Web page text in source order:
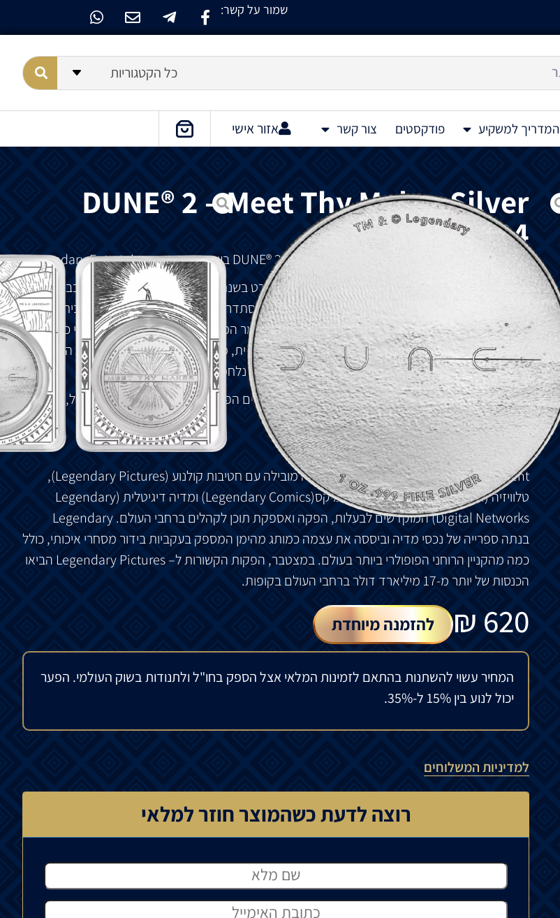
שמור על קשר:
כל הקטגוריות
המדריך למשקיע פודקסטים צור קשר אזור אישי
DUNE® 2 – Meet Thy Maker Silver
Coin 1 Oz 2024
מטבע כסף מסדרתDUNE® 2 בשיתוףעםLegendary Entertainment.
DUNE®
המפורסם פרנק הרברטבשנת מתרחשבאראקיס כוכב
לכת
שומם
הפלנטה נאבקיםלהסתדר אבלהפלנטהשלהםהיאגם
בית
למשאבהיקר ביותרביקום הידוע: Spice Mellange. החומר המסתוריהזהנכרהונמכרבסכומיכסף
גדולים ברחביהגלקסיהומשפראת היכולתהמנטליתוהפיזית, מה שהופךאותולמבוקשמאוד הסיפור
חוקראתהעתיד של פלנטתהארץבזמןשהבתיםהגדולים נלחמים עלמיששולטבו.
חזיתהמטבעמציג שני"ווייצרן"מוצלביםשבהםמשתמשים הפרמניםכדילרכובעלתולעיהחול, ומעלזה
הציטוט"MEET THY MAKER".
המטבע מציג את הלוגושלDUNE®
Legendary Entertainmentהיאחברתמדיהמובילהעם חטיבותקולנוע (Legendary Pictures),
טלוויזיה(Legendary Television), קומיקס(Legendary Comics) ומדיה דיגיטלית (Legendary
Digital Networks) המוקדשיםלבעלות, הפקה ואספקתתוכןלקהליםברחבי העולם. Legendary
בנתה ספרייה שלנכסי מדיה וביססה אתעצמהכמותגמהימן המספקבעקביותבידור מסחרי איכותי,כולל
כמה מהקניין הרוחני הפופולריביותרבעולם.במצטבר, הפקותהקשורותל– Legendary Pictures
הביאו
הכנסותשליותר מ-17 מיליארד דולרברחבי העולםבקופות.
620
₪ להזמנה מיוחדת
המחיר עשוי להשתנות בהתאם לזמינות המלאי אצל הספק בחו"ל ולתנודות בשוק העולמי. הפער
יכול לנוע בין 15% ל-35%.
למדיניות המשלוחים
רוצה לדעת כשהמוצר חוזר למלאי